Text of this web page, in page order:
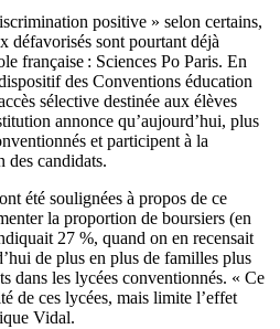
positive » selon certains,
défavorisés sont pourtant déjà
française : Sciences Po Paris. En
des Conventions éducation
sélective destinée aux élèves
annonce qu’aujourd’hui, plus
et participent à la
des candidats.
été soulignées à propos de ce
la proportion de boursiers (en
27 %, quand on en recensait
de plus en plus de familles plus
dans les lycées conventionnés. « Ce
de ces lycées, mais limite l’effet
Vidal.